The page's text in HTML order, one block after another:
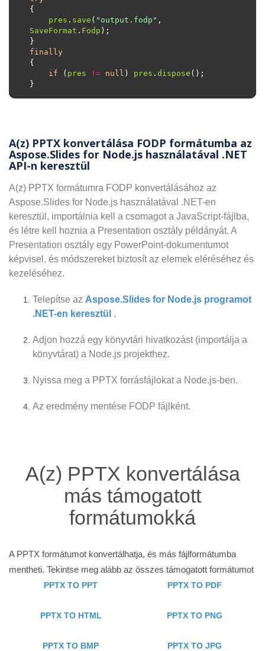
pres . save ( "output.fodp"
SaveFormat . Fodp
finally
if ( pres != null ) pres . dispose
A(z) PPTX konvertálása FODP formátumba az
Aspose.Slides for Node.js használatával .NET
API-n keresztül
A(z) PPTX formátumra FODP konvertálásához az
Aspose.Slides for Node.js használatával .NET-en
keresztül, importálnia kell a csomagot a JavaScript-fájlba,
és létre kell hoznia a Presentation osztály példányát. A
Presentation osztály egy PowerPoint-dokumentumot
képvisel, és módszereket biztosít az elemek eléréséhez és
kezeléséhez.
Telepítse az Aspose.Slides for Node.js programot
.NET-en keresztül .
Adjon hozzá egy könyvtári hivatkozást (importálja a
könyvtárat) a Node.js projekthez.
Nyissa meg a PPTX forrásfájlokat a Node.js-ben.
Az eredmény mentése FODP fájlként.
A(z) PPTX konvertálása
más támogatott
formátumokká
A PPTX formátumot konvertálhatja, és más fájlformátumba
mentheti. Tekintse meg alább az összes támogatott formátumot
PPTX TO PPT PPTX TO PDF
PPTX TO HTML PPTX TO PNG
PPTX TO BMP PPTX TO JPG